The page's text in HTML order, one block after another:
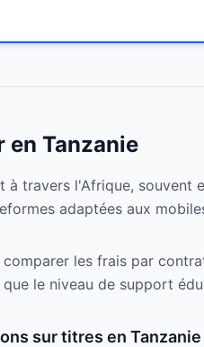
Tanzanie
travers l'Afrique,
adaptées aux
les frais par
le niveau de support
sur titres en Tanzanie